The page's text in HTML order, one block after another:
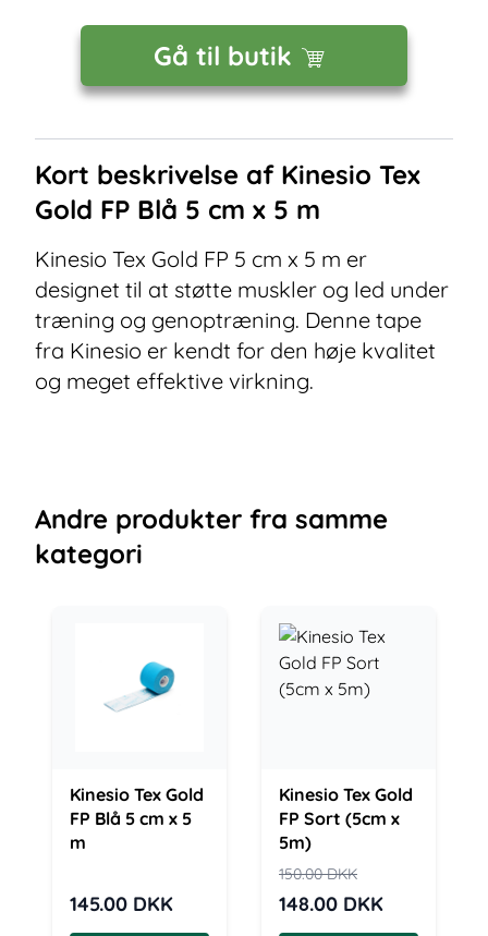
Gå til butik
Kort beskrivelse af Kinesio Tex
Gold FP Blå 5 cm x 5 m
Kinesio Tex Gold FP 5 cm x 5 m er
designet til at støtte muskler og led under
træning og genoptræning. Denne tape
fra Kinesio er kendt for den høje kvalitet
og meget effektive virkning.
Andre produkter fra samme
kategori
Kinesio Tex Gold
FP Blå 5 cm x 5
m
145.00 DKK
Kinesio Tex Gold
FP Sort (5cm x
5m)
150.00DKK
148.00 DKK